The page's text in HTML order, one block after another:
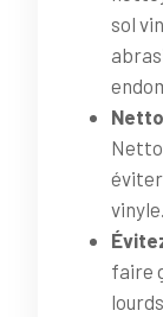
sol
éviter
vinyle.
faire